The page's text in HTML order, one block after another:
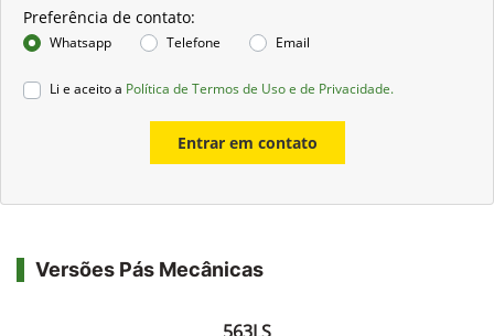
Preferência de contato:
Whatsapp Telefone Email
Li e aceito a Política de Termos de Uso e de Privacidade.
Entrar em contato
Versões Pás Mecânicas